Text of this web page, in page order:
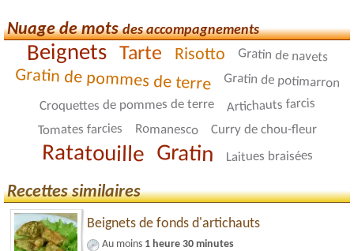
Nuage de motsdes accompagnements
Beignets Tarte Risotto Gratin de navets
Gratin de pommes de terre Gratin de potimarron
Croquettes de pommes de terre Artichauts farcis
Tomates farcies Romanesco Curry de chou-fleur
Ratatouille Gratin Laitues braisées
Recettes similaires
Beignets de fonds d'artichauts
Au moins 1 heure 30 minutes